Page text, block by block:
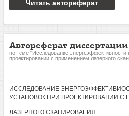
Читать автореферат
Автореферат диссертации
по теме "Исследование энергоэффективности
проектировании с применением лазерного
ИССЛЕДОВАНИЕ
УСТАНОВОК ПРИ ПРОЕКТИРОВАНИИ С
ЛАЗЕРНОГО СКАНИРОВАНИЯ